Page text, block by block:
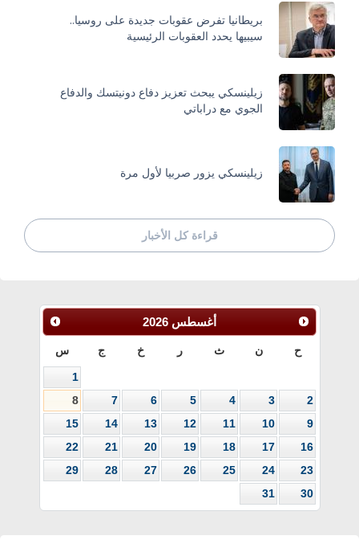
بريطانيا تفرض عقوبات جديدة على روسيا..
سيبيها يحدد العقوبات الرئيسية
زيلينسكي يبحث تعزيز دفاع دونيتسك والدفاع
الجوي مع دراباتي
زيلينسكي يزور صربيا لأول مرة
قراءة كل الأخبار
أغسطس 2026
ح ن ث ر خ ج س
1
2
3
4
5
6
7
8
9
10
11
12
13
14
15
16
17
18
19
20
21
22
23
24
25
26
27
28
29
30
31